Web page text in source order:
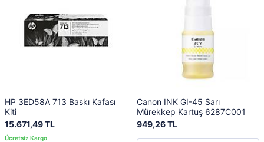
HP 3ED58A 713 Baskı Kafası
Kiti
15.671,49 TL
Canon INK GI-45 Sarı
Mürekkep Kartuş 6287C001
949,26 TL